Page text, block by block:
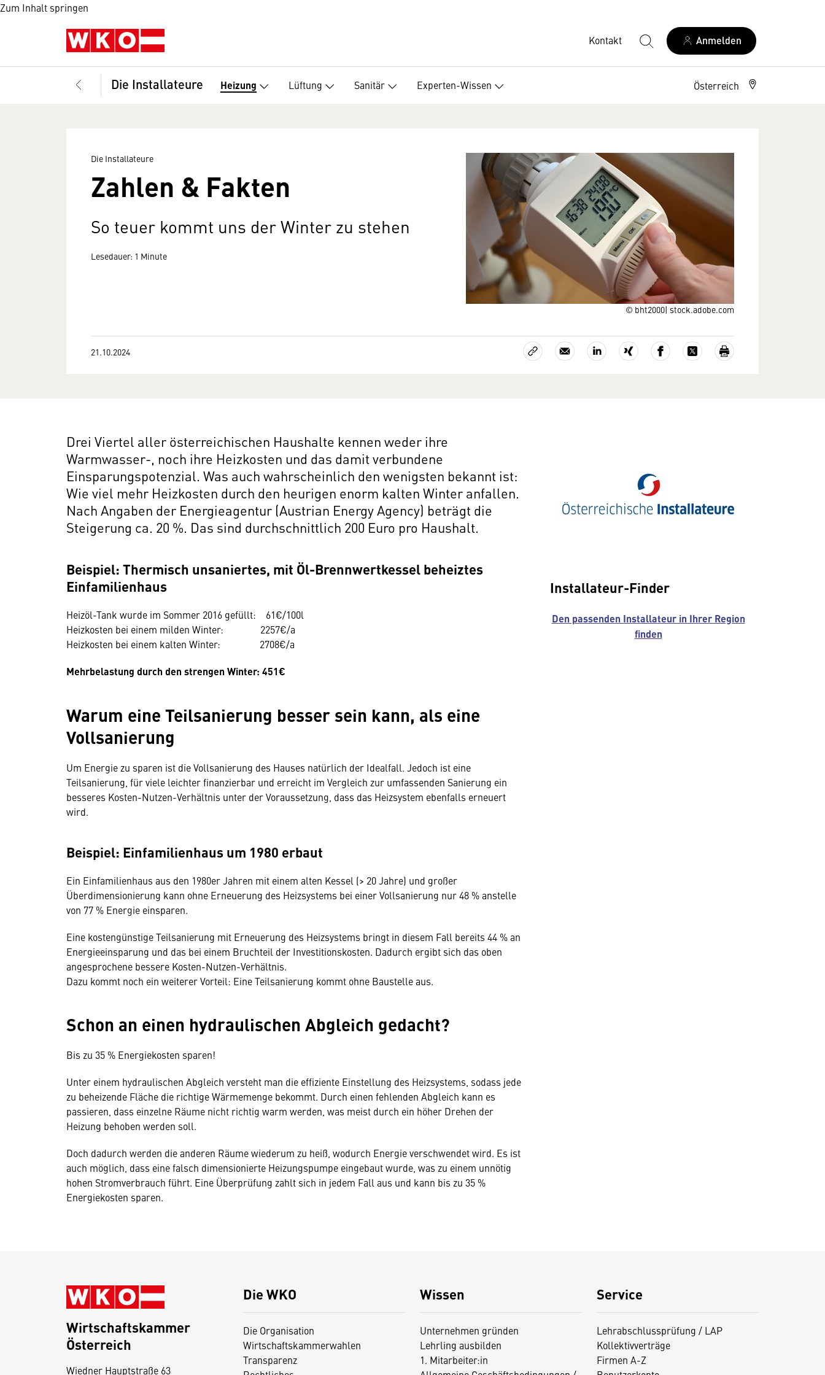
Zum Inhalt springen
Kontakt Anmelden
Die Installateure Heizung Lüftung Sanitär Experten-Wissen Österreich
© bht2000| stock.adobe.com
Die Installateure
Zahlen & Fakten
So teuer kommt uns der Winter zu stehen
Lesedauer: 1 Minute
21.10.2024
Drei Viertel aller österreichischen Haushalte kennen weder ihre
Warmwasser-, noch ihre Heizkosten und das damit verbundene
Einsparungspotenzial. Was auch wahrscheinlich den wenigsten bekannt ist:
Wie viel mehr Heizkosten durch den heurigen enorm kalten Winter anfallen.
Nach Angaben der Energieagentur (Austrian Energy Agency) beträgt die
Steigerung ca. 20 %. Das sind durchschnittlich 200 Euro pro Haushalt.
Beispiel: Thermisch unsaniertes, mit Öl-Brennwertkessel beheiztes
Einfamilienhaus
Heizöl-Tank wurde im Sommer 2016 gefüllt: 61€/100l
Heizkosten bei einem milden Winter: 2257€/a
Heizkosten bei einem kalten Winter: 2708€/a
Mehrbelastung durch den strengen Winter: 451€
Warum eine Teilsanierung besser sein kann, als eine
Vollsanierung
Um Energie zu sparen ist die Vollsanierung des Hauses natürlich der Idealfall. Jedoch ist eine
Teilsanierung, für viele leichter finanzierbar und erreicht im Vergleich zur umfassenden Sanierung ein
besseres Kosten-Nutzen-Verhältnis unter der Voraussetzung, dass das Heizsystem ebenfalls erneuert
wird.
Beispiel: Einfamilienhaus um 1980 erbaut
Ein Einfamilienhaus aus den 1980er Jahren mit einem alten Kessel (> 20 Jahre) und großer
Überdimensionierung kann ohne Erneuerung des Heizsystems bei einer Vollsanierung nur 48 % anstelle
von 77 % Energie einsparen.
Eine kostengünstige Teilsanierung mit Erneuerung des Heizsystems bringt in diesem Fall bereits 44 % an
Energieeinsparung und das bei einem Bruchteil der Investitionskosten. Dadurch ergibt sich das oben
angesprochene bessere Kosten-Nutzen-Verhältnis.
Dazu kommt noch ein weiterer Vorteil: Eine Teilsanierung kommt ohne Baustelle aus.
Schon an einen hydraulischen Abgleich gedacht?
Bis zu 35 % Energiekosten sparen!
Unter einem hydraulischen Abgleich versteht man die effiziente Einstellung des Heizsystems, sodass jede
zu beheizende Fläche die richtige Wärmemenge bekommt. Durch einen fehlenden Abgleich kann es
passieren, dass einzelne Räume nicht richtig warm werden, was meist durch ein höher Drehen der
Heizung behoben werden soll.
Doch dadurch werden die anderen Räume wiederum zu heiß, wodurch Energie verschwendet wird. Es ist
auch möglich, dass eine falsch dimensionierte Heizungspumpe eingebaut wurde, was zu einem unnötig
hohen Stromverbrauch führt. Eine Überprüfung zahlt sich in jedem Fall aus und kann bis zu 35 %
Energiekosten sparen.
Installateur-Finder
Den passenden Installateur in Ihrer Region
finden
Die WKO
Die Organisation
Wirtschaftskammerwahlen
Transparenz
Wissen
Unternehmen gründen
Lehrling ausbilden
1. Mitarbeiter:in
Service
Lehrabschlussprüfung / LAP
Kollektivverträge
Firmen A-Z
Wirtschaftskammer
Österreich
Wiedner Hauptstraße 63